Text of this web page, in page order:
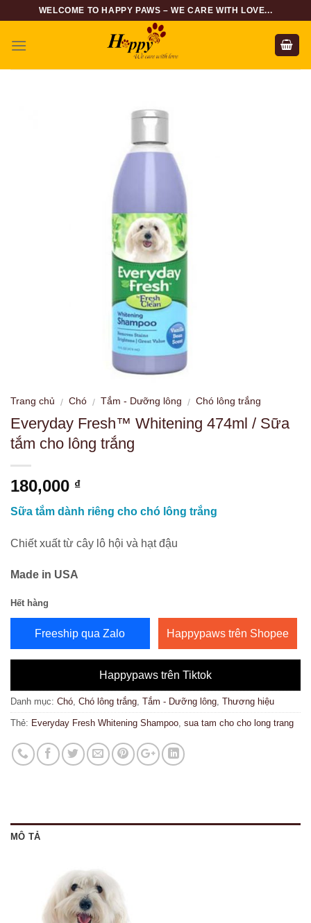
content
WELCOME TO HAPPY PAWS – WE CARE WITH LOVE...
Trang chủ / Chó / Tắm - Dưỡng lông / Chó lông trắng
Everyday Fresh™ Whitening 474ml / Sữa
tắm cho lông trắng
180,000 ₫
Sữa tắm dành riêng cho chó lông trắng
Chiết xuất từ cây lô hội và hạt đậu
Made in USA
Hết hàng
Freeship qua Zalo Happypaws trên Shopee
Happypaws trên Tiktok
Danh mục: Chó Chó lông trắng Tắm - Dưỡng lông Thương hiệu
Thẻ: Everyday Fresh Whitening Shampoo sua tam cho cho long trang
MÔ TẢ